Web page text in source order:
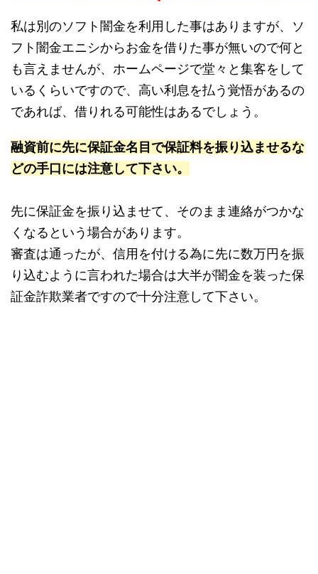
私は別のソフト闇金を利用した事はありますが、ソ
フト闇金エニシからお金を借りた事が無いので何と
も言えませんが、ホームページで堂々と集客をして
いるくらいですので、高い利息を払う覚悟があるの
であれば、借りれる可能性はあるでしょう。
融資前に先に保証金名目で保証料を振り込ませるな
どの手口には注意して下さい。
先に保証金を振り込ませて、そのまま連絡がつかな
くなるという場合があります。
審査は通ったが、信用を付ける為に先に数万円を振
り込むように言われた場合は大半が闇金を装った保
証金詐欺業者ですので十分注意して下さい。